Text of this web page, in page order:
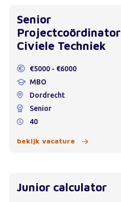
Senior
Projectcoördinator
Civiele Techniek
€5000 - €6000
MBO
Dordrecht
Senior
40
bekijk vacature
Junior calculator